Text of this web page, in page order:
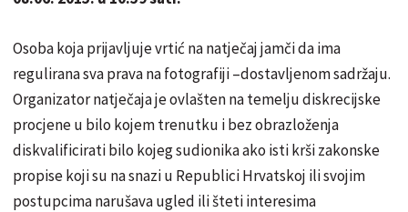
Osoba koja prijavljuje vrtić na natječaj jamči da ima
regulirana sva prava na fotografiji –dostavljenom sadržaju.
Organizator natječaja je ovlašten na temelju diskrecijske
procjene u bilo kojem trenutku i bez obrazloženja
diskvalificirati bilo kojeg sudionika ako isti krši zakonske
propise koji su na snazi u Republici Hrvatskoj ili svojim
postupcima narušava ugled ili šteti interesima